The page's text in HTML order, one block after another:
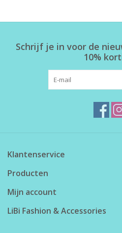
Herensokken
Schrijf je in voor de
10%
Klantenservice
Producten
Mijn account
LiBi Fashion & Accessories